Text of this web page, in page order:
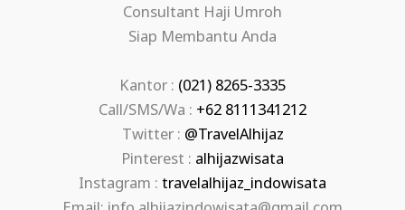
Consultant Haji Umroh
Siap Membantu Anda
Kantor : (021) 8265-3335
Call/SMS/Wa : +62 8111341212
Twitter : @TravelAlhijaz
Pinterest : alhijazwisata
Instagram : travelalhijaz_indowisata